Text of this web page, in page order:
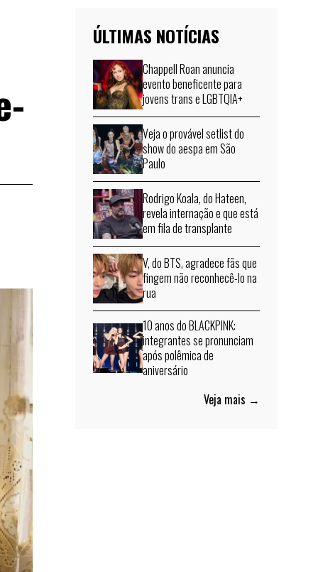
ÚLTIMAS NOTÍCIAS
Chappell Roan anuncia
evento beneficente para
jovens trans e LGBTQIA+
Veja o provável setlist do
show do aespa em São
Paulo
Rodrigo Koala, do Hateen,
revela internação e que está
em fila de transplante
V, do BTS, agradece fãs que
fingem não reconhecê-lo na
rua
10 anos do BLACKPINK:
integrantes se pronunciam
após polêmica de
aniversário
Veja mais →